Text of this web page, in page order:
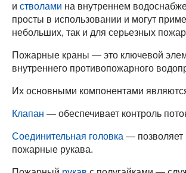
и стволами на внутреннем
просты в использовании и могут
небольших, так и для серьезных
Пожарные краны — это ключевой
внутреннего противопожарного
Их основными компонентами
Клапан — обеспечивает контроль
Соединительная головка — позволяет
пожарные рукава.